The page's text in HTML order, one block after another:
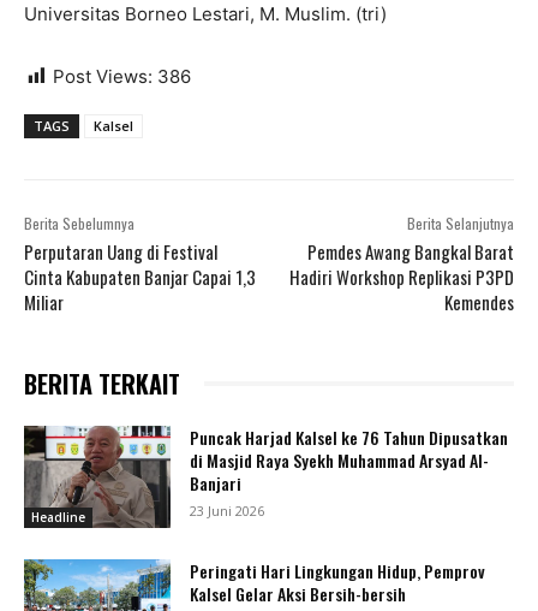
Universitas Borneo Lestari, M. Muslim. (tri)
Post Views: 386
TAGS Kalsel
Berita Sebelumnya
Perputaran Uang di Festival
Cinta Kabupaten Banjar Capai 1,3
Miliar
Berita Selanjutnya
Pemdes Awang Bangkal Barat
Hadiri Workshop Replikasi P3PD
Kemendes
BERITA TERKAIT
Headline
Puncak Harjad Kalsel ke 76 Tahun Dipusatkan
di Masjid Raya Syekh Muhammad Arsyad Al-
Banjari
23 Juni 2026
Peringati Hari Lingkungan Hidup, Pemprov
Kalsel Gelar Aksi Bersih-bersih